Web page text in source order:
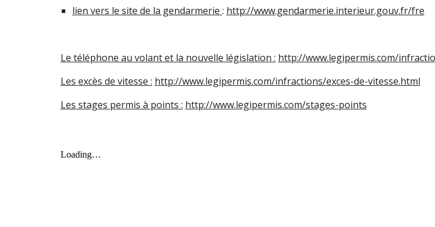
lien vers le site de la gendarmerie : http://www.gendarmerie.interieur.gouv.fr/fre
Le téléphone au volant et la nouvelle législation : http://www.legipermis.com/
Les excès de vitesse : http://www.legipermis.com/infractions/exces-de-vitesse.html
Les stages permis à points : http://www.legipermis.com/stages-points